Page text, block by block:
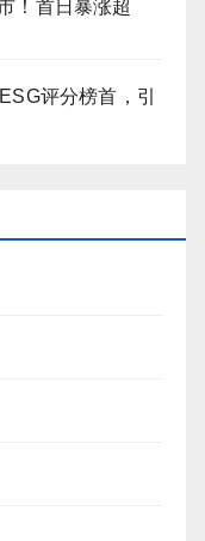
！首日暴涨超
评分榜首，引